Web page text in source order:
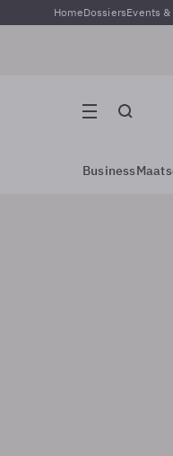
HomeDossiersEvents
Business